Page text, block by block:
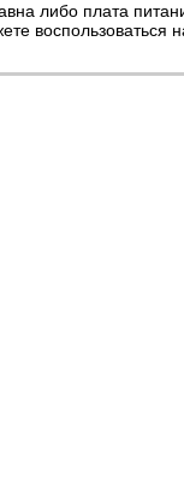
либо плата
воспользоваться